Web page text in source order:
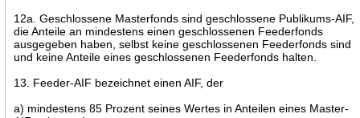
12a. Geschlossene Masterfonds sind geschlossene Publikums-AIF,
die Anteile an mindestens einen geschlossenen Feederfonds
ausgegeben haben, selbst keine geschlossenen Feederfonds sind
und keine Anteile eines geschlossenen Feederfonds halten.
13. Feeder-AIF bezeichnet einen AIF, der
a) mindestens 85 Prozent seines Wertes in Anteilen eines Master-